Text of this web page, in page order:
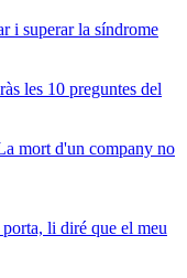
i superar la síndrome
les 10 preguntes del
mort d'un company no
li diré que el meu